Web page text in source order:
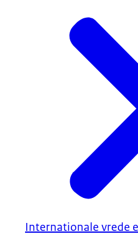
Internationale vrede